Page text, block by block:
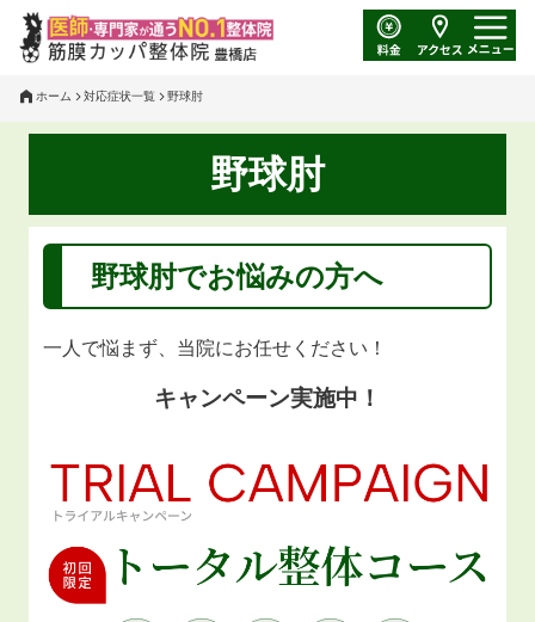
ホーム 対応症状一覧 野球肘
野球肘
野球肘でお悩みの方へ
一人で悩まず、当院にお任せください！
キャンペーン実施中！